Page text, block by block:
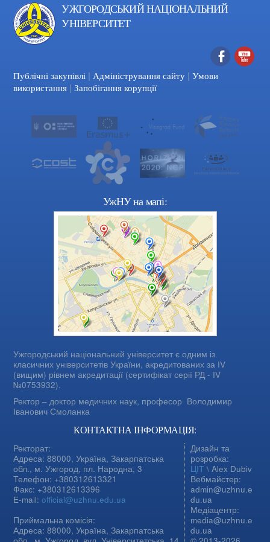
УЖГОРОДСЬКИЙ НАЦІОНАЛЬНИЙ
УНІВЕРСИТЕТ
Facebook
Публічні закупівлі | Адміністрування сайту | Умови
використання | Запобігання корупції
УжНУ на мапі:
Ужгородський національний університет є одним із
класичних університетів України, акредитованих за IV
(вищим) рівнем акредитації (сертифікат серії РД - IV
№0753932).
Ректор – доктор медичних наук, професор Володимир
Іванович Смоланка
КОНТАКТНА ІНФОРМАЦІЯ:
Ректорат:
Адреса: 88000, Україна, Закарпатська
обл., м. Ужгород, пл. Народна, 3
Телефон: +380312613321
Факс: +380312613396
E-mail:official@uzhnu.edu.ua
Приймальна комісія:
Адреса: 88000, Україна, Закарпатська
Дизайн та
розробка:
ЦІТ \ Alex Dubiv
Вебмайстер:
admin@uzhnu.e
du.ua
Медіацентр:
media@uzhnu.e
du.ua